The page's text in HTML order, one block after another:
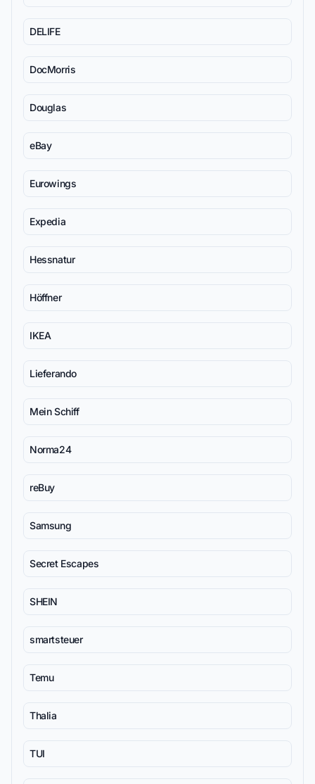
DELIFE
DocMorris
Douglas
eBay
Eurowings
Expedia
Hessnatur
Höffner
IKEA
Lieferando
Mein Schiff
Norma24
reBuy
Samsung
Secret Escapes
SHEIN
smartsteuer
Temu
Thalia
TUI